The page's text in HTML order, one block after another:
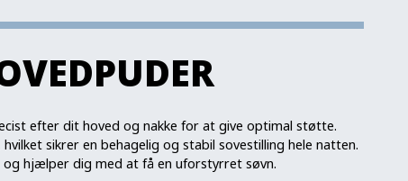
efter dit hoved og nakke for at give optimal støtte.
sikrer en behagelig og stabil sovestilling hele natten.
hjælper dig med at få en uforstyrret søvn.